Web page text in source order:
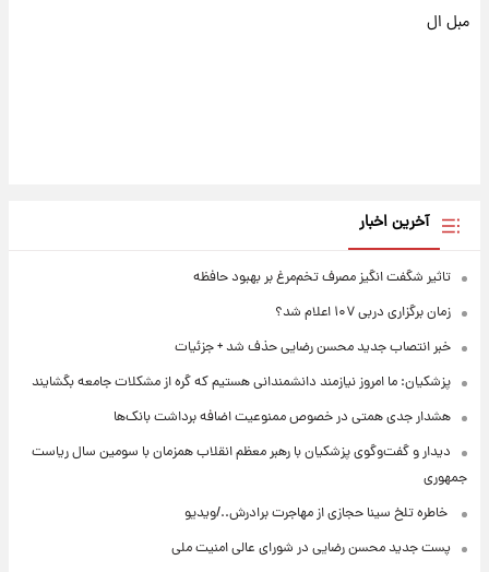
مبل ال
آخرین اخبار
تاثیر شگفت انگیز مصرف تخم‌مرغ بر بهبود حافظه
زمان برگزاری دربی ۱۰۷ اعلام شد؟
خبر انتصاب جدید محسن رضایی حذف شد + جزئیات
پزشکیان: ما امروز نیازمند دانشمندانی هستیم که گره از مشکلات جامعه بگشایند
هشدار جدی همتی در خصوص ممنوعیت اضافه ‌برداشت بانک‌ها
دیدار و گفت‌وگوی پزشکیان با رهبر معظم انقلاب همزمان با سومین سال ریاست
جمهوری
⁨ خاطره تلخ سینا حجازی از مهاجرت برادرش../ویدیو
پست جدید محسن رضایی در شورای عالی امنیت ملی